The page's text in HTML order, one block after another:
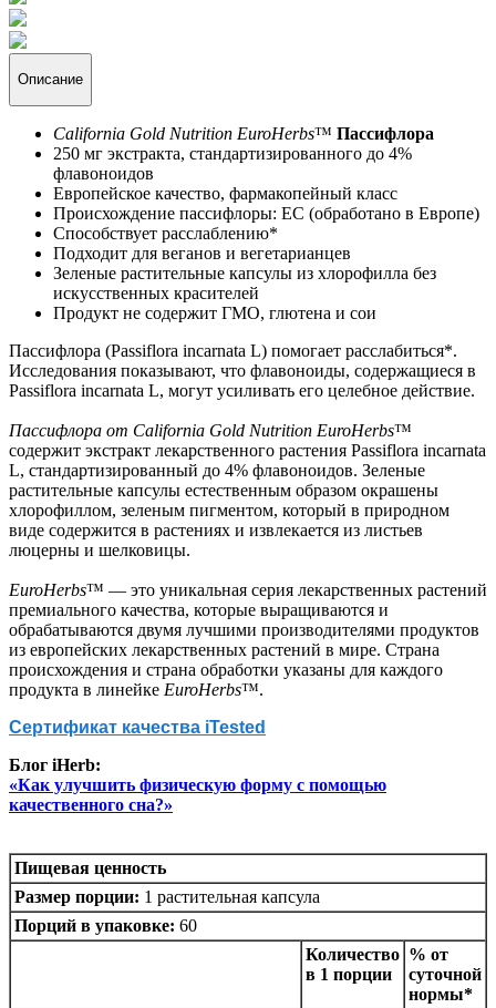
Описание
California Gold Nutrition EuroHerbs™ Пассифлора
250 мг экстракта, стандартизированного до 4%
флавоноидов
Европейское качество, фармакопейный класс
Происхождение пассифлоры: ЕС (обработано в Европе)
Способствует расслаблению*
Подходит для веганов и вегетарианцев
Зеленые растительные капсулы из хлорофилла без
искусственных красителей
Продукт не содержит ГМО, глютена и сои
Пассифлора (Passiflora incarnata L) помогает расслабиться*.
Исследования показывают, что флавоноиды, содержащиеся в
Passiflora incarnata L, могут усиливать его целебное действие.
Пассифлора от California Gold Nutrition EuroHerbs™
содержит экстракт лекарственного растения Passiflora incarnata
L, стандартизированный до 4% флавоноидов. Зеленые
растительные капсулы естественным образом окрашены
хлорофиллом, зеленым пигментом, который в природном
виде содержится в растениях и извлекается из листьев
люцерны и шелковицы.
EuroHerbs™ — это уникальная серия лекарственных растений
премиального качества, которые выращиваются и
обрабатываются двумя лучшими производителями продуктов
из европейских лекарственных растений в мире. Страна
происхождения и страна обработки указаны для каждого
продукта в линейке EuroHerbs™.
Сертификат качества iTested
Блог iHerb:
«Как улучшить физическую форму с помощью
качественного сна?»
Пищевая ценность
Размер порции: 1 растительная капсула
Порций в упаковке: 60
Количество
в 1 порции
% от
суточной
нормы*